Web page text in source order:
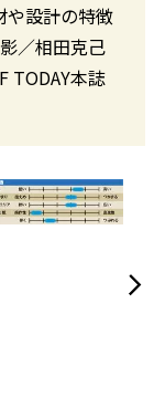
や設計の特徴
／相田克己
TODAY本誌